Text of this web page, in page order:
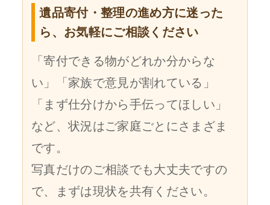
遺品寄付・整理の進め方に迷った
ら、お気軽にご相談ください
「寄付できる物がどれか分からな
い」「家族で意見が割れている」
「まず仕分けから手伝ってほしい」
など、状況はご家庭ごとにさまざま
です。
写真だけのご相談でも大丈夫ですの
で、まずは現状を共有ください。